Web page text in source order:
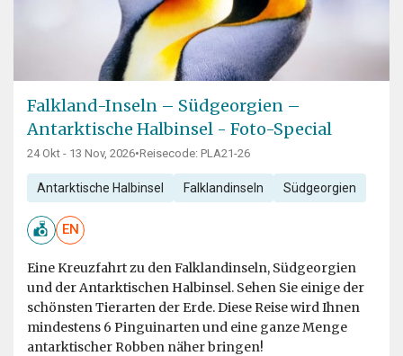
Falkland-Inseln – Südgeorgien –
Antarktische Halbinsel - Foto-Special
24 Okt - 13 Nov, 2026•Reisecode: PLA21-26
Antarktische Halbinsel Falklandinseln Südgeorgien
EN
Eine Kreuzfahrt zu den Falklandinseln, Südgeorgien
und der Antarktischen Halbinsel. Sehen Sie einige der
schönsten Tierarten der Erde. Diese Reise wird Ihnen
mindestens 6 Pinguinarten und eine ganze Menge
antarktischer Robben näher bringen!